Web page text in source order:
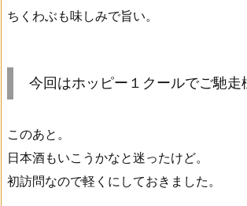
ちくわぶも味しみで旨い。
今回はホッピー１クールでご馳走
このあと。
日本酒もいこうかなと迷ったけど。
初訪問なので軽くにしておきました。